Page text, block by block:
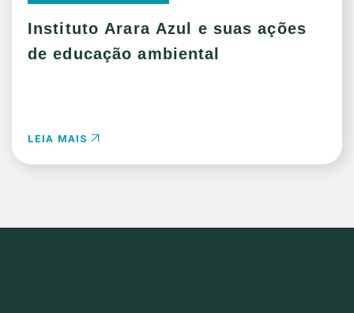
Instituto Arara Azul e suas ações
de educação ambiental
LEIA MAIS